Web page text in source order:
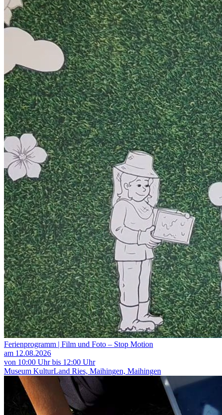
Ferienprogramm | Film und Foto – Stop Motion
am 12.08.2026
von 10:00 Uhr bis 12:00 Uhr
Museum KulturLand Ries, Maihingen, Maihingen